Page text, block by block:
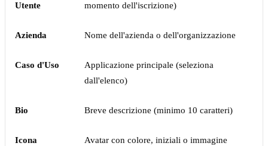
Utente
momento dell'iscrizione)
Azienda Nome dell'azienda o dell'organizzazione
Caso d'Uso
Applicazione principale (seleziona
dall'elenco)
Bio Breve descrizione (minimo 10 caratteri)
Icona
Avatar con colore, iniziali o immagine